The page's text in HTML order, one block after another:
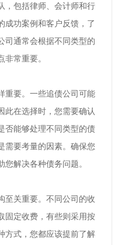
，包括律师、会计师和行
成功案例和客户反馈，了
司通常会根据不同类型的
常重要。
重要。一些追债公司可能
此在选择时，您需要确认
否能够处理不同类型的债
需要考量的因素。确保您
解决各种债务问题。
至关重要。不同公司的收
固定收费，有些则采用按
方式，您都应该提前了解